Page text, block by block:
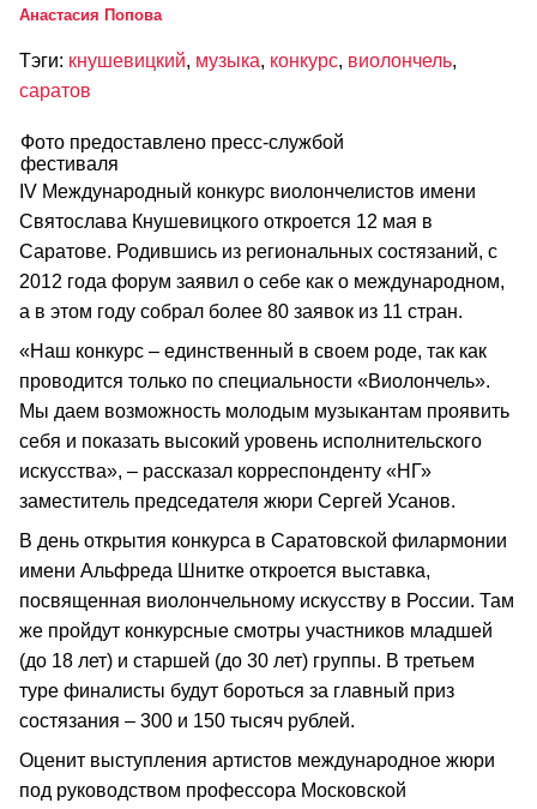
Анастасия Попова
Тэги: кнушевицкий, музыка, конкурс, виолончель,
саратов
Фото предоставлено пресс-службой
фестиваля
IV Международный конкурс виолончелистов имени
Святослава Кнушевицкого откроется 12 мая в
Саратове. Родившись из региональных состязаний, с
2012 года форум заявил о себе как о международном,
а в этом году собрал более 80 заявок из 11 стран.
«Наш конкурс – единственный в своем роде, так как
проводится только по специальности «Виолончель».
Мы даем возможность молодым музыкантам проявить
себя и показать высокий уровень исполнительского
искусства», – рассказал корреспонденту «НГ»
заместитель председателя жюри Сергей Усанов.
В день открытия конкурса в Саратовской филармонии
имени Альфреда Шнитке откроется выставка,
посвященная виолончельному искусству в России. Там
же пройдут конкурсные смотры участников младшей
(до 18 лет) и старшей (до 30 лет) группы. В третьем
туре финалисты будут бороться за главный приз
состязания – 300 и 150 тысяч рублей.
Оценит выступления артистов международное жюри
под руководством профессора Московской